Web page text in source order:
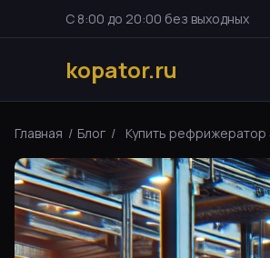
С 8:00 до 20:00 без выходных
kopator.ru
Главная / Блог / Купить